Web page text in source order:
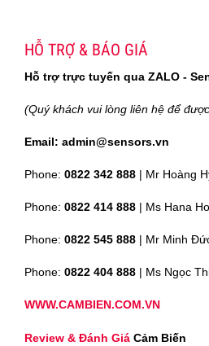
HỖ TRỢ & BÁO GIÁ
Hỗ trợ trực tuyến qua ZALO -
(Quý khách vui lòng liên hệ để
Email: admin@sensors.vn
Phone: 0822 342 888 | Mr Hoàng
Phone: 0822 414 888 | Ms Hana
Phone: 0822 545 888 | Mr Minh
Phone: 0822 404 888 | Ms Ngọc
WWW.CAMBIEN.COM.VN
Review & Đánh Giá Cảm Biến